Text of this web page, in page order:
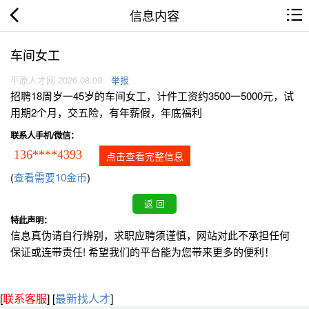
信息内容
车间女工
平原人才网 2026.08.09 举报
招聘18周岁一45岁的车间女工，计件工资约3500一5000元，试
用期2个月，交五险，有年薪假，年底福利
联系人手机/微信：
136****4393 点击查看完整信息
(查看需要10金币)
特此声明：
信息真伪请自行辨别，求职应聘须谨慎，网站对此不承担任何
保证或连带责任! 希望我们的平台能为您带来更多的便利！
[联系客服] [最新找人才]